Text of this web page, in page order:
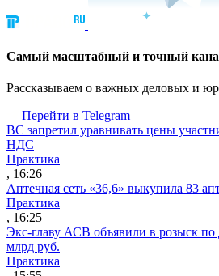
Cамый масштабный и точный
Рассказываем о важных деловых и
Перейти в Telegram
ВС запретил уравнивать цены
НДС
Практика
, 16:26
Аптечная сеть «36,6» выкупила 83
Практика
, 16:25
Экс-главу АСВ объявили в розыск
млрд руб.
Практика